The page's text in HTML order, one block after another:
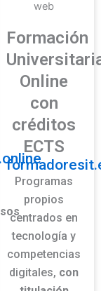
Formación
Online
con
créditos
ECTS
Programas
propios
centrados en
tecnología y
competencias
digitales, con